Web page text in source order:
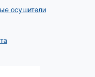
осушители